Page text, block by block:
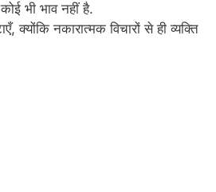
भी भाव नहीं है.
नकारात्मक विचारों से ही व्यक्ति